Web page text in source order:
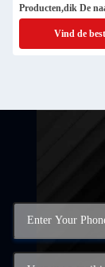
Producten,dik De
Vind de